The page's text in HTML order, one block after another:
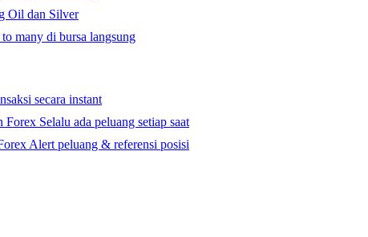
Oil dan Silver
many di bursa langsung
secara instant
Forex Selalu ada peluang setiap saat
Alert peluang & referensi posisi